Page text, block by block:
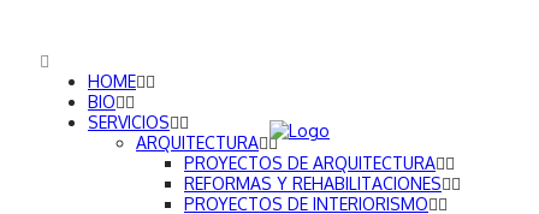
HOME
BIO
SERVICIOS
ARQUITECTURA
PROYECTOS DE ARQUITECTURA
REFORMAS Y REHABILITACIONES
PROYECTOS DE INTERIORISMO